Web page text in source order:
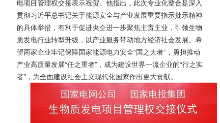
电项目管理权交接表示祝贺。他指出，此次专业化整合是深入
贯彻习近平总书记关于能源安全与产业发展重要指示批示精神
的具体举措，有利于促进央企进一步聚焦主责主业，引领生物
质发电行业转型升级，以产业服务带动地方经济社会发展。希
望两家企业牢记保障国家能源电力安全“国之大者”，勇担推动
产业高质量发展“任之重者”，成为建设世界一流企业的“行之实
者”，为全面建设社会主义现代化国家作出更大贡献。